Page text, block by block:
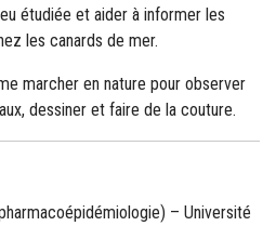
étudiée et aider à informer les
les canards de mer.
marcher en nature pour observer
dessiner et faire de la couture.
– Université